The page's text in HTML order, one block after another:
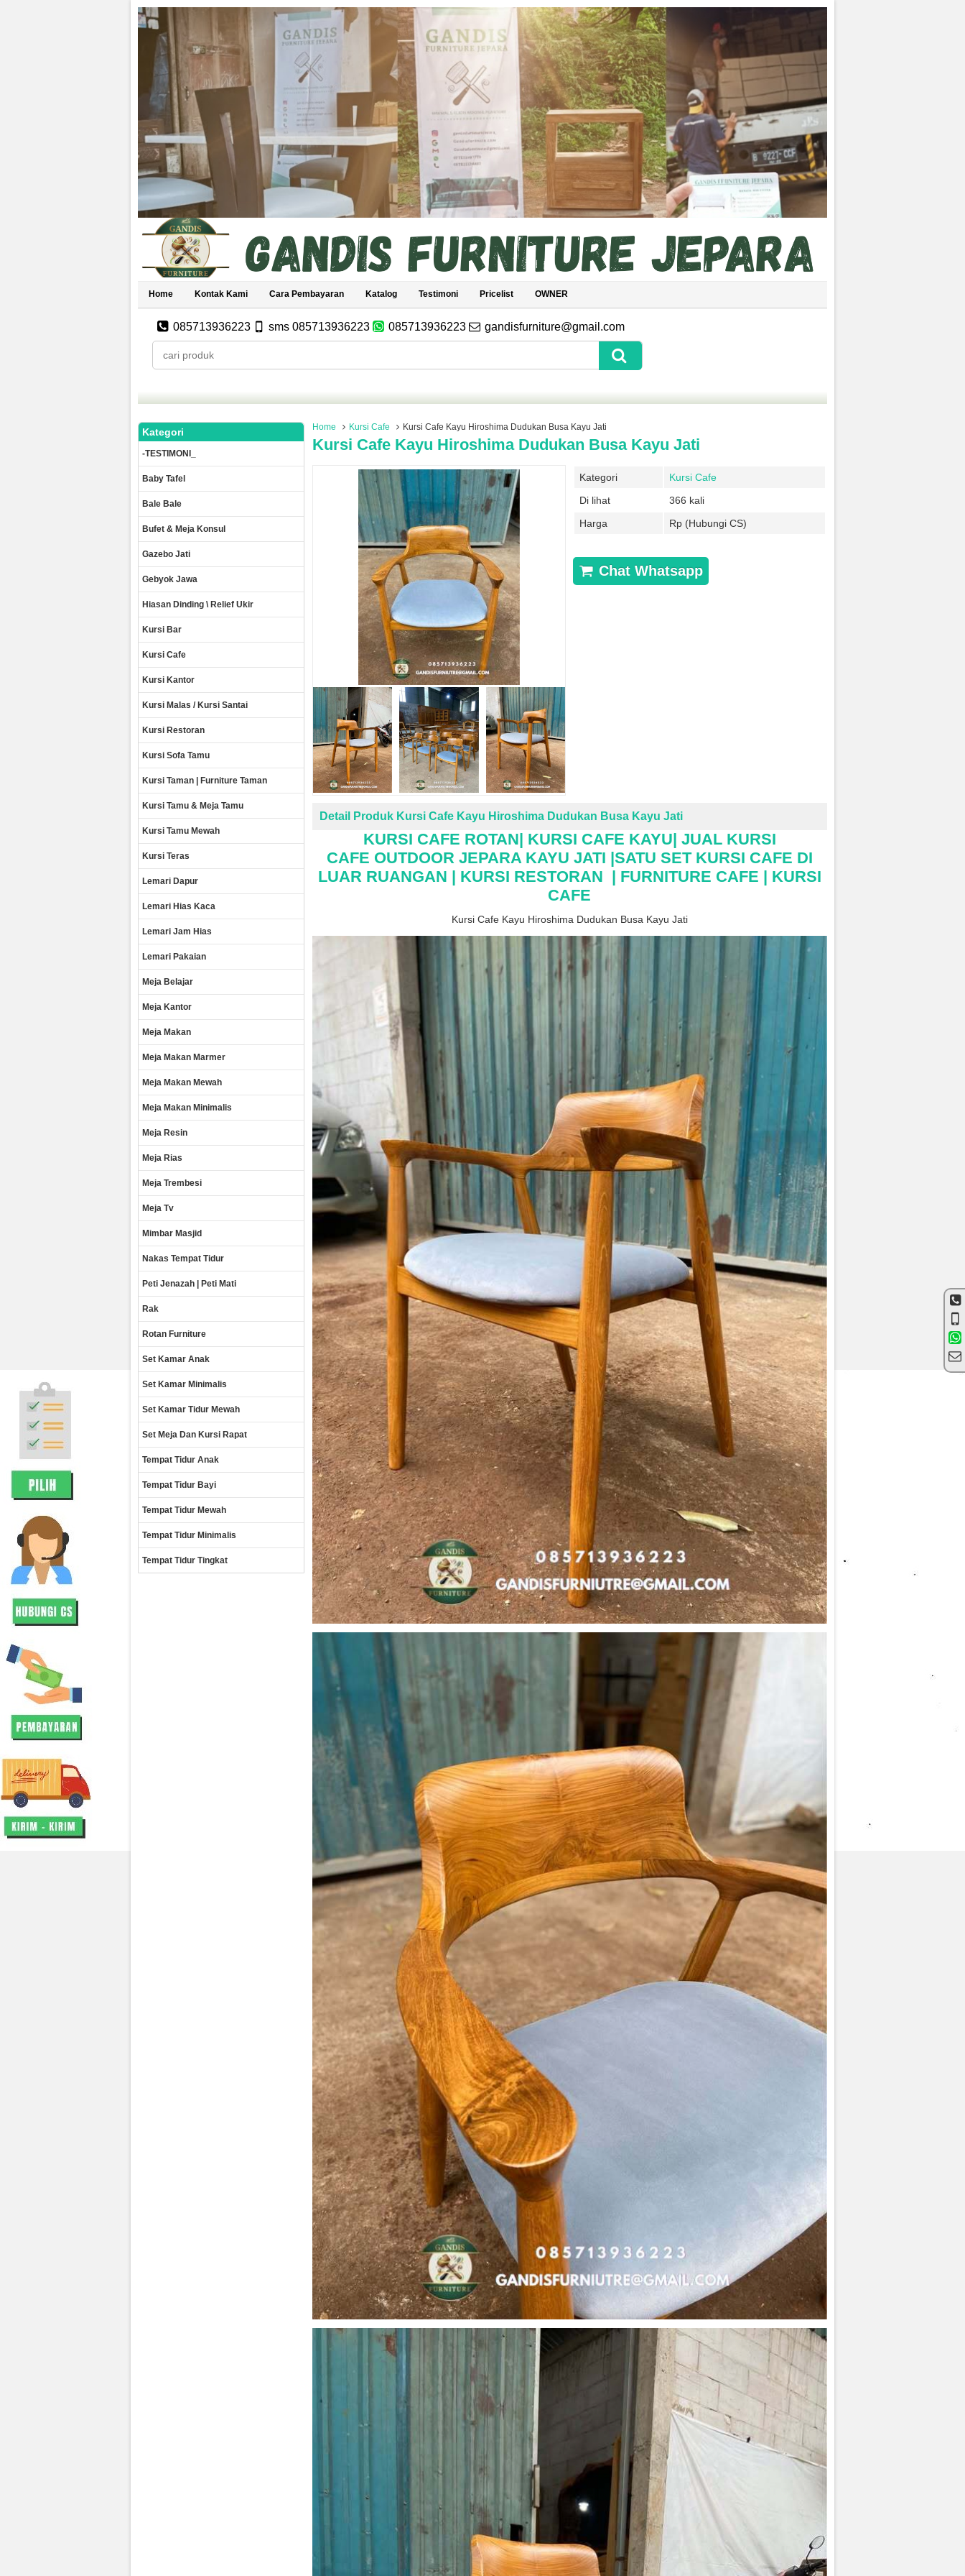
Home Kontak Kami Cara Pembayaran Katalog Testimoni Pricelist OWNER
085713936223 sms 085713936223 085713936223 gandisfurniture@gmail.com
Home Kursi Cafe Kursi Cafe Kayu Hiroshima Dudukan Busa Kayu Jati
Kursi Cafe Kayu Hiroshima Dudukan Busa Kayu Jati
Kategori
Kursi Cafe
Di lihat
366 kali
Harga
Rp (Hubungi CS)
Chat Whatsapp
Detail Produk Kursi Cafe Kayu Hiroshima Dudukan Busa Kayu Jati
KURSI CAFE ROTAN| KURSI CAFE KAYU| JUAL KURSI
CAFE OUTDOOR JEPARA KAYU JATI |SATU SET KURSI CAFE DI
LUAR RUANGAN | KURSI RESTORAN | FURNITURE CAFE | KURSI
CAFE
Kursi Cafe Kayu Hiroshima Dudukan Busa Kayu Jati
Kategori
-TESTIMONI_
Baby Tafel
Bale Bale
Bufet & Meja Konsul
Gazebo Jati
Gebyok Jawa
Hiasan Dinding \ Relief Ukir
Kursi Bar
Kursi Cafe
Kursi Kantor
Kursi Malas / Kursi Santai
Kursi Restoran
Kursi Sofa Tamu
Kursi Taman | Furniture Taman
Kursi Tamu & Meja Tamu
Kursi Tamu Mewah
Kursi Teras
Lemari Dapur
Lemari Hias Kaca
Lemari Jam Hias
Lemari Pakaian
Meja Belajar
Meja Kantor
Meja Makan
Meja Makan Marmer
Meja Makan Mewah
Meja Makan Minimalis
Meja Resin
Meja Rias
Meja Trembesi
Meja Tv
Mimbar Masjid
Nakas Tempat Tidur
Peti Jenazah | Peti Mati
Rak
Rotan Furniture
Set Kamar Anak
Set Kamar Minimalis
Set Kamar Tidur Mewah
Set Meja Dan Kursi Rapat
Tempat Tidur Anak
Tempat Tidur Bayi
Tempat Tidur Mewah
Tempat Tidur Minimalis
Tempat Tidur Tingkat